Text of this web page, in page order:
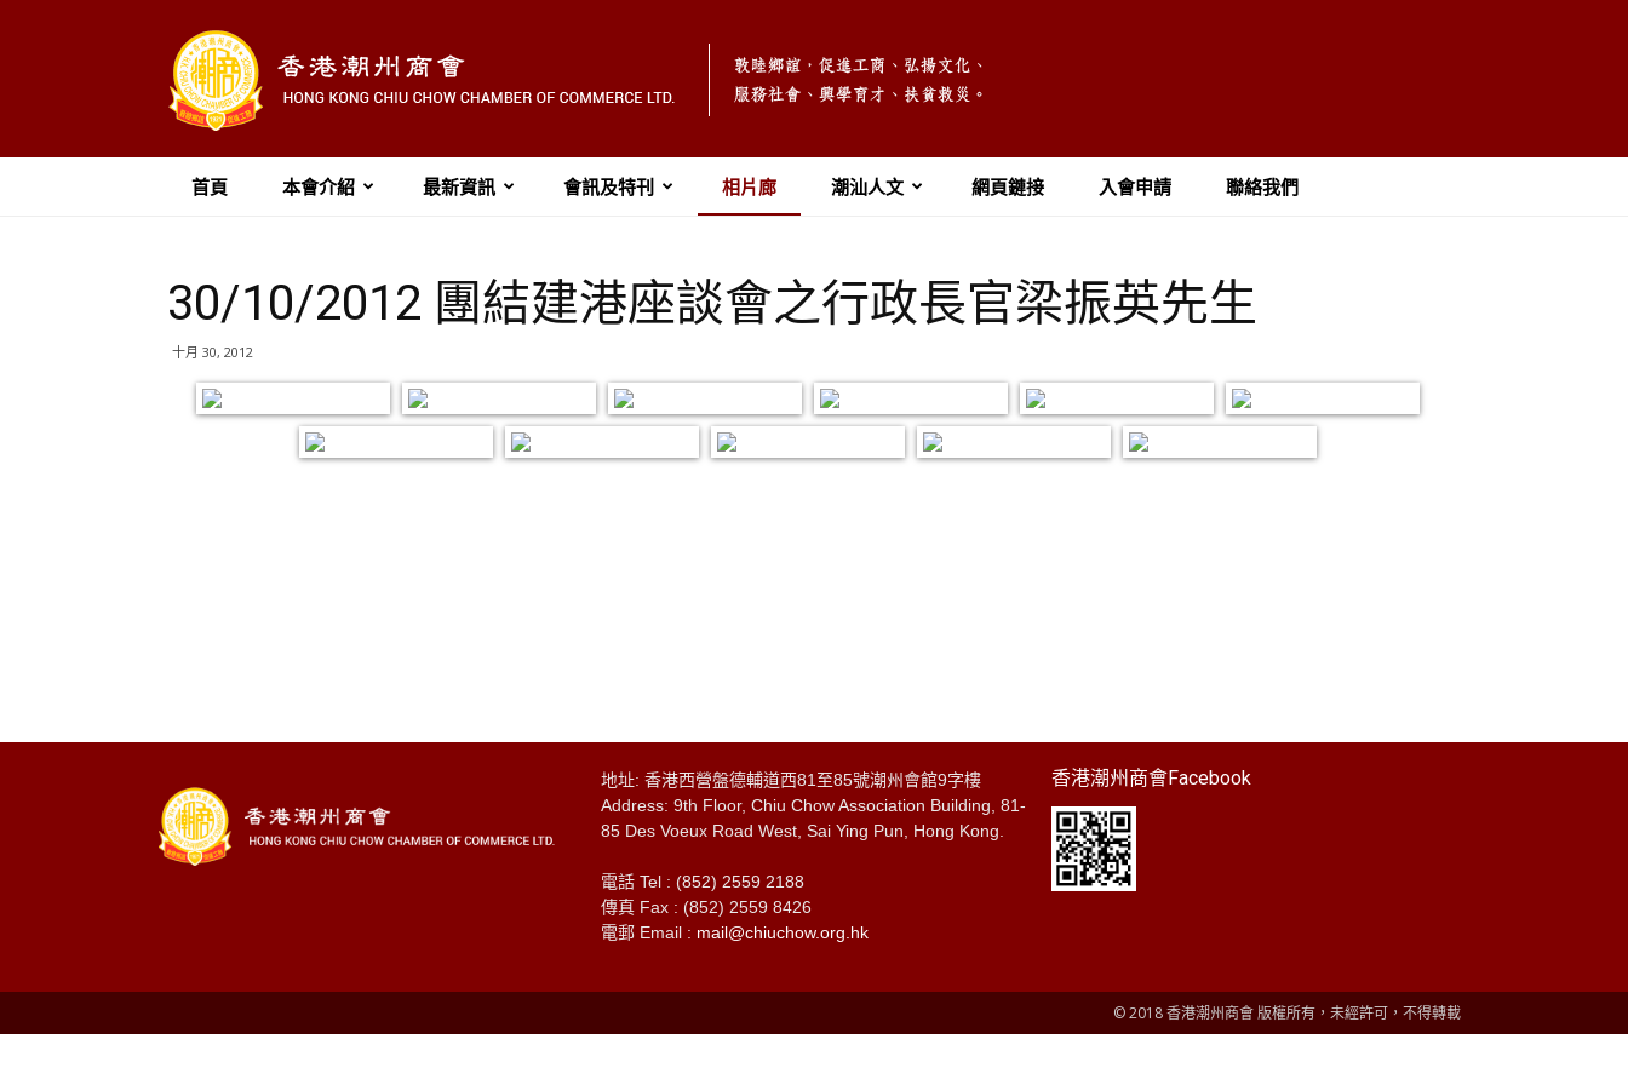
首頁 本會介紹 最新資訊 會訊及特刊 相片廊 潮汕人文 網頁鏈接 入會申請 聯絡我們
30/10/2012 團結建港座談會之行政長官梁振英先生
十月 30, 2012
地址: 香港西營盤德輔道西81至85號潮州會館9字樓
Address: 9th Floor, Chiu Chow Association Building, 81-
85 Des Voeux Road West, Sai Ying Pun, Hong Kong.
電話 Tel : (852) 2559 2188
傳真 Fax : (852) 2559 8426
電郵 Email : mail@chiuchow.org.hk
香港潮州商會Facebook
© 2018 香港潮州商會 版權所有，未經許可，不得轉載